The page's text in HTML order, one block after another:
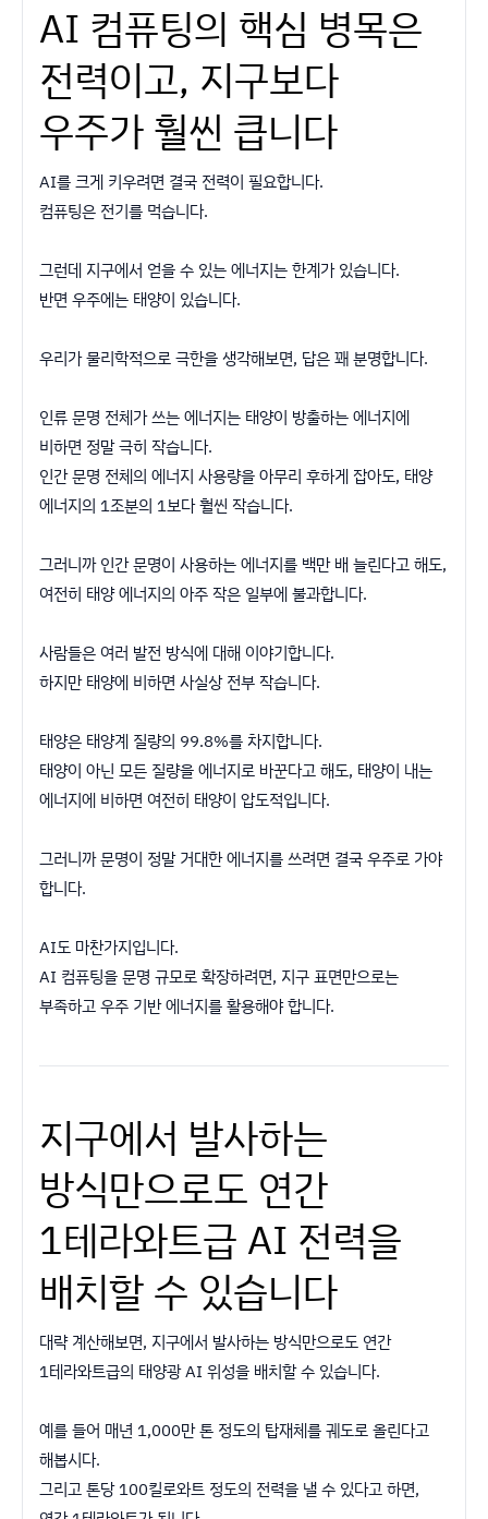
AI 컴퓨팅의 핵심 병목은
전력이고, 지구보다
우주가 훨씬 큽니다
AI를 크게 키우려면 결국 전력이 필요합니다.
컴퓨팅은 전기를 먹습니다.
그런데 지구에서 얻을 수 있는 에너지는 한계가 있습니다.
반면 우주에는 태양이 있습니다.
우리가 물리학적으로 극한을 생각해보면, 답은 꽤 분명합니다.
인류 문명 전체가 쓰는 에너지는 태양이 방출하는 에너지에
비하면 정말 극히 작습니다.
인간 문명 전체의 에너지 사용량을 아무리 후하게 잡아도, 태양
에너지의 1조분의 1보다 훨씬 작습니다.
그러니까 인간 문명이 사용하는 에너지를 백만 배 늘린다고 해도,
여전히 태양 에너지의 아주 작은 일부에 불과합니다.
사람들은 여러 발전 방식에 대해 이야기합니다.
하지만 태양에 비하면 사실상 전부 작습니다.
태양은 태양계 질량의 99.8%를 차지합니다.
태양이 아닌 모든 질량을 에너지로 바꾼다고 해도, 태양이 내는
에너지에 비하면 여전히 태양이 압도적입니다.
그러니까 문명이 정말 거대한 에너지를 쓰려면 결국 우주로 가야
합니다.
AI도 마찬가지입니다.
AI 컴퓨팅을 문명 규모로 확장하려면, 지구 표면만으로는
부족하고 우주 기반 에너지를 활용해야 합니다.
지구에서 발사하는
방식만으로도 연간
1테라와트급 AI 전력을
배치할 수 있습니다
대략 계산해보면, 지구에서 발사하는 방식만으로도 연간
1테라와트급의 태양광 AI 위성을 배치할 수 있습니다.
예를 들어 매년 1,000만 톤 정도의 탑재체를 궤도로 올린다고
해봅시다.
그리고 톤당 100킬로와트 정도의 전력을 낼 수 있다고 하면,